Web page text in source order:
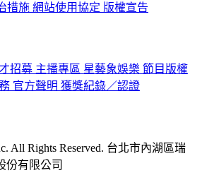
措施 網站使用協定 版權宣告
招募 主播專區 星藝象娛樂 節目版權
官方聲明 獲獎紀錄／認證
All Rights Reserved. 台北市內湖區瑞
份有限公司